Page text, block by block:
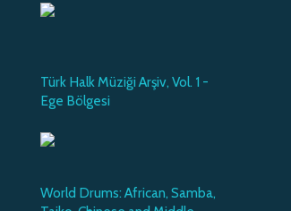
Türk Halk Müziği Arşiv, Vol. 1 -
Ege Bölgesi
World Drums: African, Samba,